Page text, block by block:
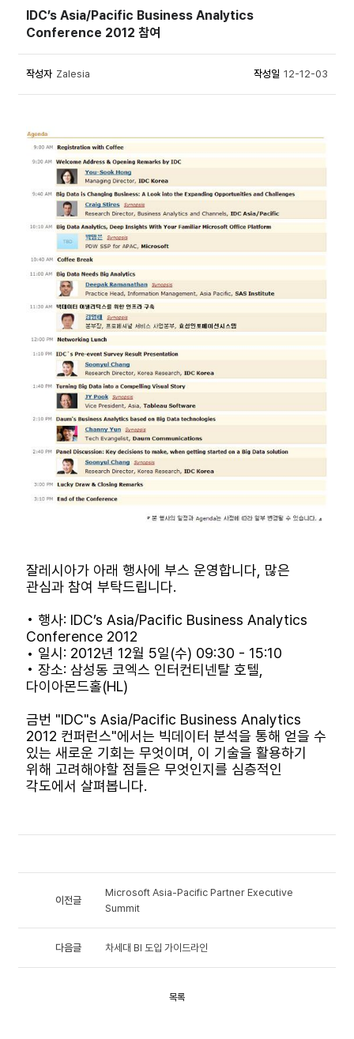
IDC’s Asia/Pacific Business Analytics
Conference 2012 참여
작성자 Zalesia 작성일 12-12-03
잘레시아가 아래 행사에 부스 운영합니다, 많은
관심과 참여 부탁드립니다.
• 행사: IDC’s Asia/Pacific Business Analytics
Conference 2012
• 일시: 2012년 12월 5일(수) 09:30 - 15:10
• 장소: 삼성동 코엑스 인터컨티넨탈 호텔,
다이아몬드홀(HL)
금번 "IDC"s Asia/Pacific Business Analytics
2012 컨퍼런스"에서는 빅데이터 분석을 통해 얻을 수
있는 새로운 기회는 무엇이며, 이 기술을 활용하기
위해 고려해야할 점들은 무엇인지를 심층적인
각도에서 살펴봅니다.
이전글
Microsoft Asia-Pacific Partner Executive
Summit
다음글 차세대 BI 도입 가이드라인
목록